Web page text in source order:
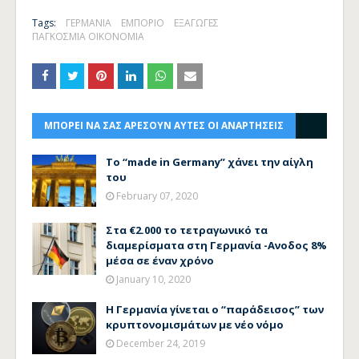
Tags: ΓΕΡΜΑΝΙΑ ΕΜΠΟΡΙΟ
ΕΞΑΓΩΓΕΣ
ΠΑΓΚΟΣΜΙΑ ΟΙΚΟΝΟΜΙΑ
ΜΠΟΡΕΙ ΝΑ ΣΑΣ ΑΡΕΣΟΥΝ ΑΥΤΕΣ ΟΙ ΑΝΑΡΤΗΣΕΙΣ
To “made in Germany” χάνει την αίγλη
του
February 07, 2020
Στα €2.000 το τετραγωνικό τα
διαμερίσματα στη Γερμανία -Ανοδος 8%
μέσα σε έναν χρόνο
January 10, 2020
Η Γερμανία γίνεται ο “παράδεισος” των
κρυπτονομισμάτων με νέο νόμο
December 24, 2019